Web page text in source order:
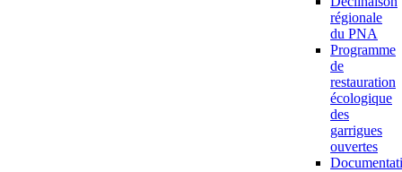
régionale
du PNA
Programme
de
restauration
écologique
des
garrigues
ouvertes